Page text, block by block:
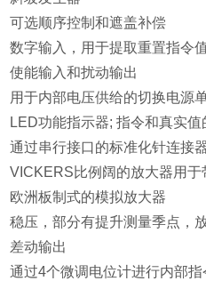
可选顺序控制和遮盖补偿
数字输入，用于提取重置指令
使能输入和扰动输出
用于内部电压供给的切换电源
LED功能指示器; 指令和真实值
通过串行接口的标准化针连接
VICKERS比例阔的放大器用
欧洲板制式的模拟放大器
稳压，部分有提升测量季点，
差动输出
通过4个微调电位计进行内部